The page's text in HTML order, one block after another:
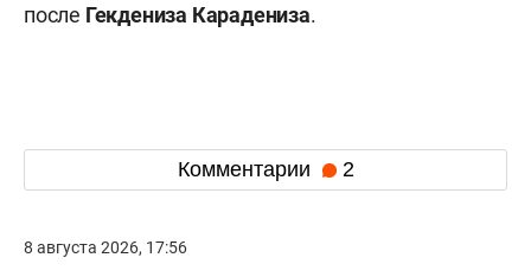
после Гекдениза Карадениза.
Комментарии 2
8 августа 2026, 17:56